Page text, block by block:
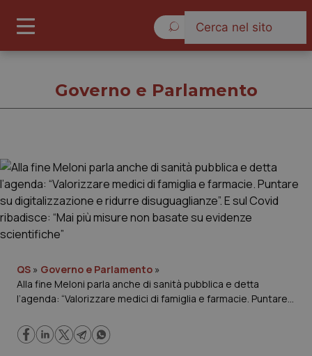
Cronache
Governo e Parlamento
Regioni e Asl
Lavoro e Professioni
Scienza e Farmaci
Governo e Parlamento
QS » Governo e Parlamento »
Alla fine Meloni parla anche di sanità pubblica e detta
l’agenda: “Valorizzare medici di famiglia e farmacie. Puntare
ribadisce: “Mai più misure non basate su evidenze
scientifiche”